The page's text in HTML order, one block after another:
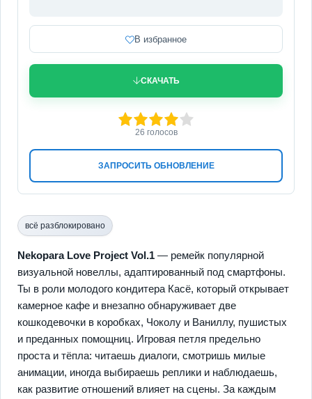
В избранное
СКАЧАТЬ
ЗАПРОСИТЬ ОБНОВЛЕНИЕ
3 4 5
26 голосов
всё разблокировано
Nekopara Love Project Vol.1 — ремейк популярной
визуальной новеллы, адаптированный под смартфоны.
Ты в роли молодого кондитера Касё, который открывает
камерное кафе и внезапно обнаруживает две
кошкодевочки в коробках, Чоколу и Ваниллу, пушистых
и преданных помощниц. Игровая петля предельно
проста и тёпла: читаешь диалоги, смотришь милые
анимации, иногда выбираешь реплики и наблюдаешь,
как развитие отношений влияет на сцены. За каждым